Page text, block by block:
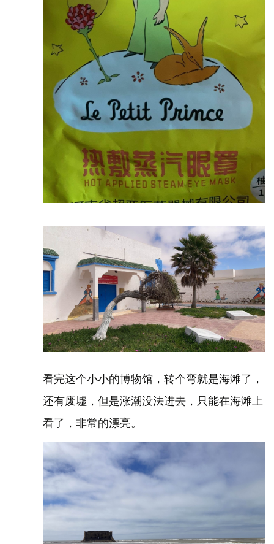
看完这个小小的博物馆，转个弯就是海滩了，
还有废墟，但是涨潮没法进去，只能在海滩上
看了，非常的漂亮。